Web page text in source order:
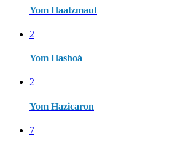
Yom Haatzmaut
2
Yom Hashoá
2
Yom Hazicaron
7